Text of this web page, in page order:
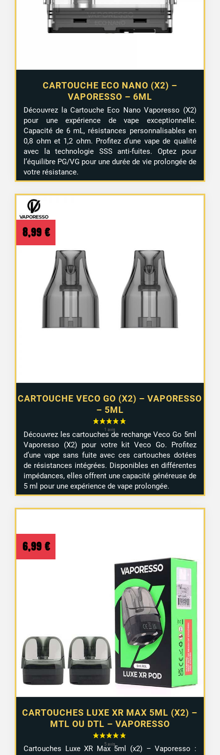
CARTOUCHE ECO NANO (X2) –
VAPORESSO – 6ML
Découvrez la Cartouche Eco Nano Vaporesso (X2)
pour une expérience de vape exceptionnelle.
Capacité de 6 mL, résistances personnalisables en
0,8 ohm et 1,2 ohm. Profitez d’une vape de qualité
avec la technologie SSS anti-fuites. Optez pour
l’équilibre PG/VG pour une durée de vie prolongée de
votre résistance.
CARTOUCHE VECO GO (X2) – VAPORESSO
– 5ML
8,99 €
Découvrez les cartouches de rechange Veco Go 5ml
Vaporesso (X2) pour votre kit Veco Go. Profitez
d’une vape sans fuite avec ces cartouches dotées
de résistances intégrées. Disponibles en différentes
impédances, elles offrent une capacité généreuse de
5 ml pour une expérience de vape prolongée.
CARTOUCHES LUXE XR MAX 5ML (X2) –
MTL OU DTL – VAPORESSO
6,99 €
Cartouches Luxe XR Max 5ml (x2) – Vaporesso :